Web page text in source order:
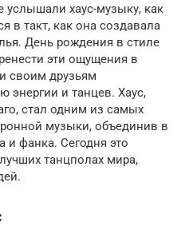
хаус-музыку, как
в такт, как она создавала
День рождения в стиле
эти ощущения в
своим друзьям
энергии и танцев. Хаус,
стал одним из самых
музыки, объединив в
и фанка. Сегодня это
танцполах мира,